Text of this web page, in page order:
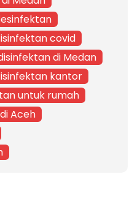
covid
di Medan
kantor
untuk rumah
Aceh